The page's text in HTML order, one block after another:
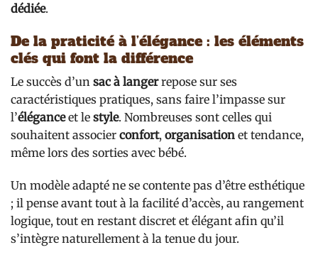
dédiée.
De la praticité à l’élégance : les éléments
clés qui font la différence
Le succès d’un sac à langerrepose sur ses
caractéristiques pratiques, sans faire l’impasse sur
l’éléganceet le style. Nombreuses sont celles qui
souhaitent associer confort, organisation et tendance,
même lors des sorties avec bébé.
Un modèle adapté ne se contente pas d’être esthétique
; il pense avant tout à la facilité d’accès, au rangement
logique, tout en restant discret et élégant afin qu’il
s’intègre naturellement à la tenue du jour.